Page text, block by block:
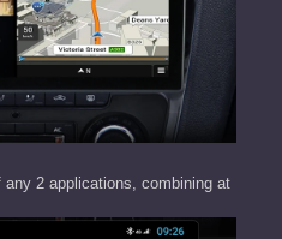
2 applications, combining at